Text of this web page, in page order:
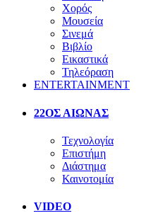
Χορός
Μουσεία
Σινεμά
Βιβλίο
Εικαστικά
Τηλεόραση
ENTERTAINMENT
22ΟΣ ΑΙΩΝΑΣ
Τεχνολογία
Επιστήμη
Διάστημα
Καινοτομία
VIDEO